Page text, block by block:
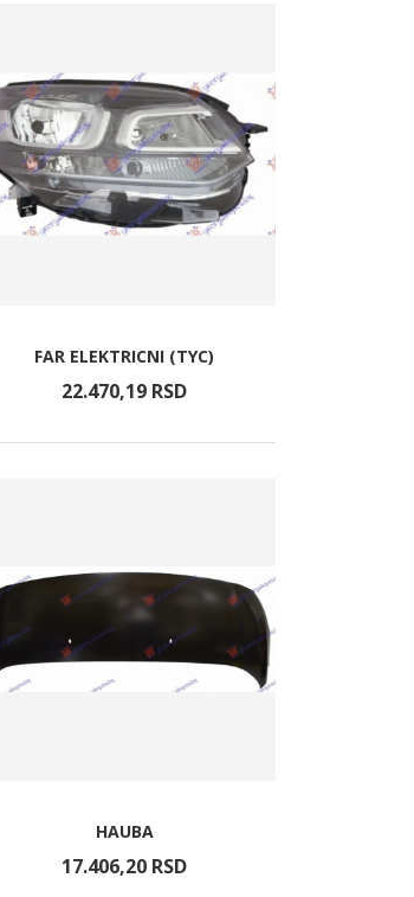
FAR ELEKTRICNI (TYC)
22.470,19 RSD
HAUBA
17.406,20 RSD